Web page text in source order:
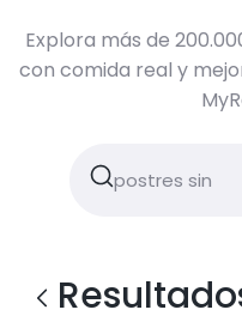
Explora más de
con comida real y